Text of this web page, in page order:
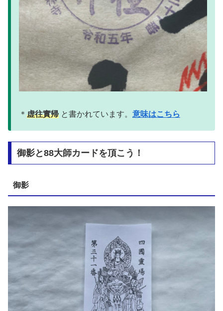
＊ 虚往實帰 と書かれています。 意味はこちら
御影と88大師カードを頂こう！
御影